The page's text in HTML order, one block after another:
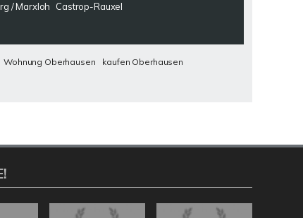
/ Marxloh
Castrop-Rauxel
Wohnung Oberhausen
kaufen Oberhausen